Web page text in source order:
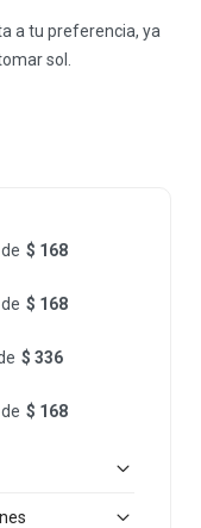
a tu preferencia, ya
sol.
$ 168
$ 168
$ 336
$ 168